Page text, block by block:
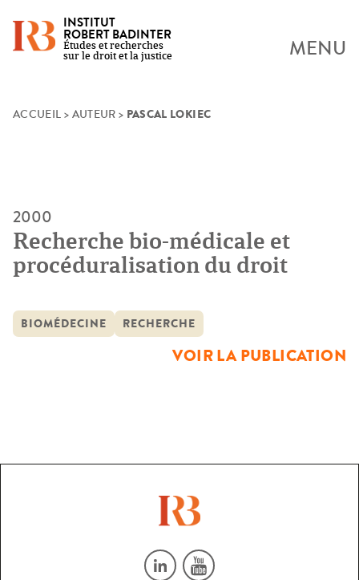
Skip
INSTITUT
ROBERT BADINTER
Études et recherches
sur le droit et la justice
MENU
ACCUEIL > AUTEUR > PASCAL LOKIEC
2000
Recherche bio-médicale et
procéduralisation du droit
BIOMÉDECINE RECHERCHE
VOIR LA PUBLICATION